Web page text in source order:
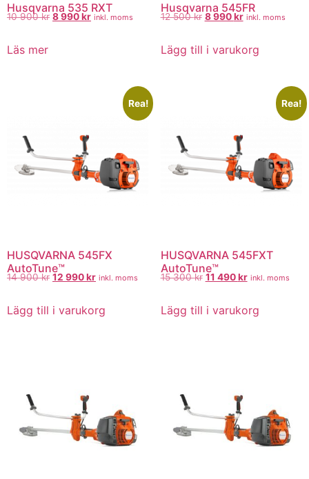
Husqvarna 535 RXT
10 900kr 8 990kr inkl. moms
Läs mer
Husqvarna 545FR
12 500kr 8 990kr inkl. moms
Lägg till i varukorg
Rea!
HUSQVARNA 545FX
AutoTune™
14 900kr 12 990kr inkl. moms
Lägg till i varukorg
Rea!
HUSQVARNA 545FXT
AutoTune™
15 300kr 11 490kr inkl. moms
Lägg till i varukorg